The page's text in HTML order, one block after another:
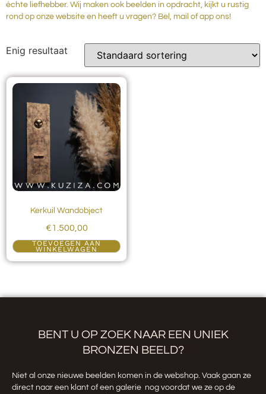
échte liefhebber. Wij maken ook beelden in opdracht, kijkt u rustig
rond op onze website en heeft u vragen? Bel, mail of app ons!
Enig resultaat
Kerkuil Wandobject
€1.500,00
TOEVOEGEN AAN
WINKELWAGEN
BENT U OP ZOEK NAAR EEN UNIEK
BRONZEN BEELD?
Niet al onze nieuwe beelden komen in de webshop. Vaak gaan ze
direct naar een klant of een galerie nog voordat we ze op de